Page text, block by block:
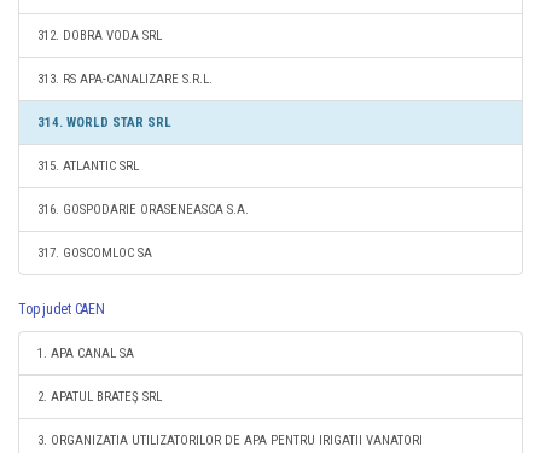
312. DOBRA VODA SRL
313. RS APA-CANALIZARE S.R.L.
314. WORLD STAR SRL
315. ATLANTIC SRL
316. GOSPODARIE ORASENEASCA S.A.
317. GOSCOMLOC SA
Top judet CAEN
1. APA CANAL SA
2. APATUL BRATEŞ SRL
3. ORGANIZATIA UTILIZATORILOR DE APA PENTRU IRIGATII VANATORI